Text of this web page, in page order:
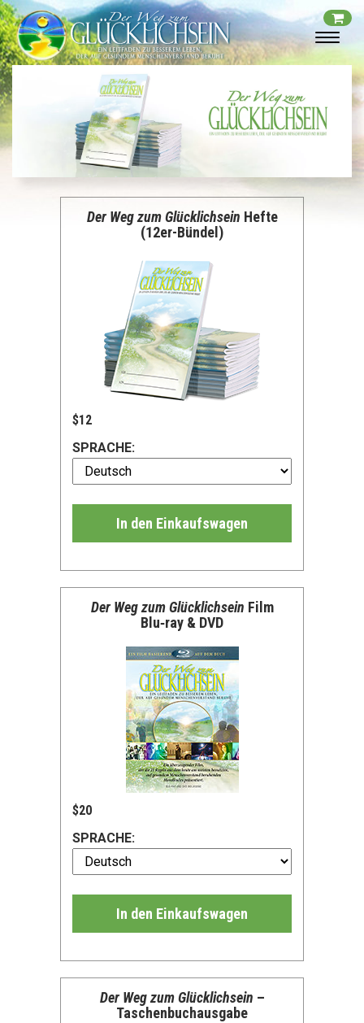
Der Weg zum Glücklichsein Hefte
(12er-Bündel)
$12
SPRACHE:
In den Einkaufswagen
Der Weg zum Glücklichsein Film
Blu‑ray & DVD
$20
SPRACHE:
In den Einkaufswagen
Der Weg zum Glücklichsein –
Taschenbuchausgabe